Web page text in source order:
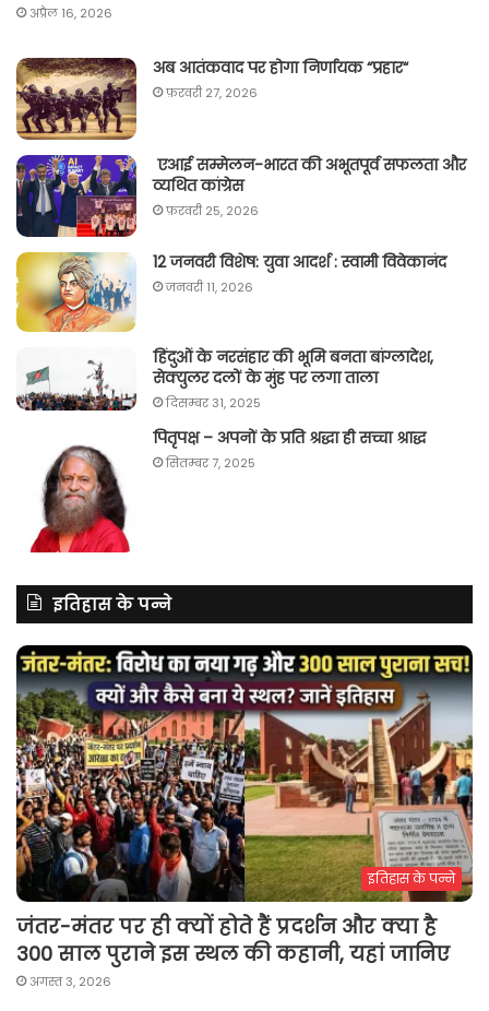
अप्रैल 16, 2026
अब आतंकवाद पर होगा निर्णायक “प्रहार“
फ़रवरी 27, 2026
एआई सम्मेलन-भारत की अभूतपूर्व सफलता और
व्यथित कांग्रेस
फ़रवरी 25, 2026
12 जनवरी विशेष: युवा आदर्श : स्वामी विवेकानंद
जनवरी 11, 2026
हिंदुओं के नरसंहार की भूमि बनता बांग्लादेश,
सेक्युलर दलों के मुंह पर लगा ताला
दिसम्बर 31, 2025
पितृपक्ष – अपनों के प्रति श्रद्धा ही सच्चा श्राद्ध
सितम्बर 7, 2025
इतिहास के पन्ने
इतिहास के पन्ने
जंतर-मंतर पर ही क्यों होते हैं प्रदर्शन और क्या है
300 साल पुराने इस स्थल की कहानी, यहां जानिए
अगस्त 3, 2026